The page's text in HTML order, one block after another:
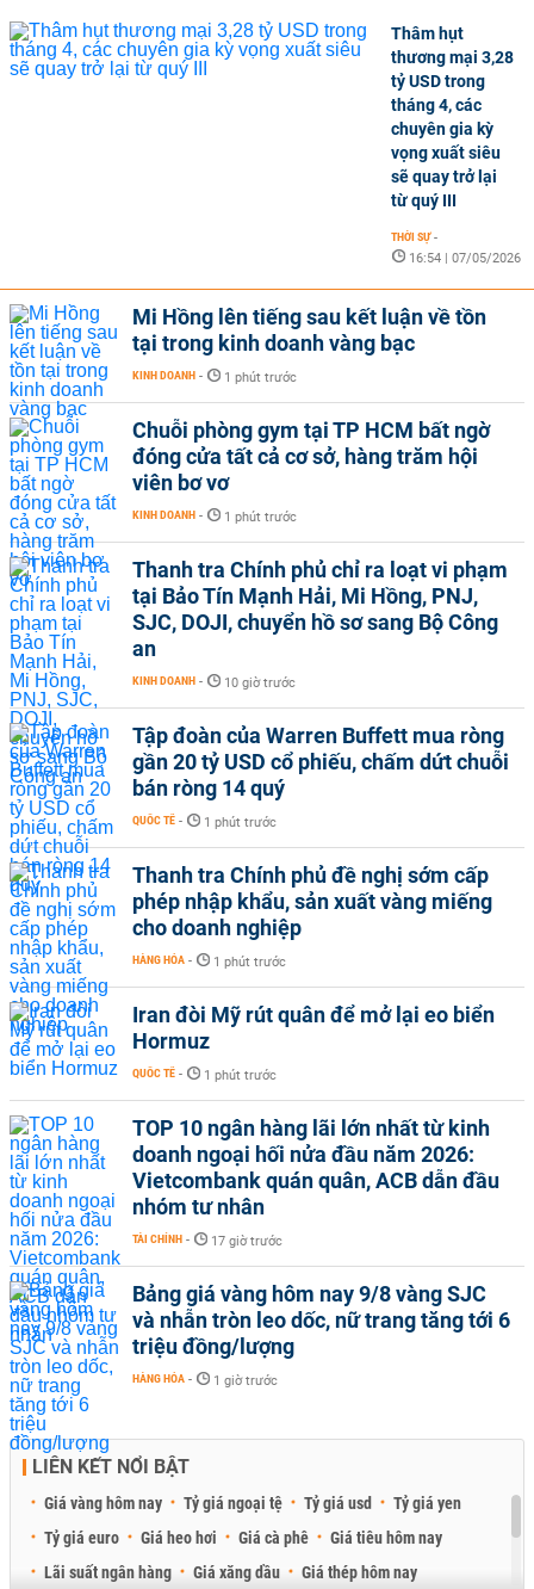
Thâm hụt
thương mại 3,28
tỷ USD trong
tháng 4, các
chuyên gia kỳ
vọng xuất siêu
sẽ quay trở lại
từ quý III
THỜI SỰ -
16:54 | 07/05/2026
Mi Hồng lên tiếng sau kết luận về tồn
tại trong kinh doanh vàng bạc
KINH DOANH - 1 phút trước
Chuỗi phòng gym tại TP HCM bất ngờ
đóng cửa tất cả cơ sở, hàng trăm hội
viên bơ vơ
KINH DOANH - 1 phút trước
Thanh tra Chính phủ chỉ ra loạt vi phạm
tại Bảo Tín Mạnh Hải, Mi Hồng, PNJ,
SJC, DOJI, chuyển hồ sơ sang Bộ Công
an
KINH DOANH - 10 giờ trước
Tập đoàn của Warren Buffett mua ròng
gần 20 tỷ USD cổ phiếu, chấm dứt chuỗi
bán ròng 14 quý
QUỐC TẾ - 1 phút trước
Thanh tra Chính phủ đề nghị sớm cấp
phép nhập khẩu, sản xuất vàng miếng
cho doanh nghiệp
HÀNG HÓA - 1 phút trước
Iran đòi Mỹ rút quân để mở lại eo biển
Hormuz
QUỐC TẾ - 1 phút trước
TOP 10 ngân hàng lãi lớn nhất từ kinh
doanh ngoại hối nửa đầu năm 2026:
Vietcombank quán quân, ACB dẫn đầu
nhóm tư nhân
TÀI CHÍNH - 17 giờ trước
Bảng giá vàng hôm nay 9/8 vàng SJC
và nhẫn tròn leo dốc, nữ trang tăng tới 6
triệu đồng/lượng
HÀNG HÓA - 1 giờ trước
LIÊN KẾT NỔI BẬT
Giá vàng hôm nay Tỷ giá ngoại tệ Tỷ giá usd
Tỷ giá yen
Tỷ giá euro
Giá heo hơi Giá cà phê
Giá tiêu hôm nay
Lãi suất ngân hàng
Giá xăng dầu Giá thép hôm nay